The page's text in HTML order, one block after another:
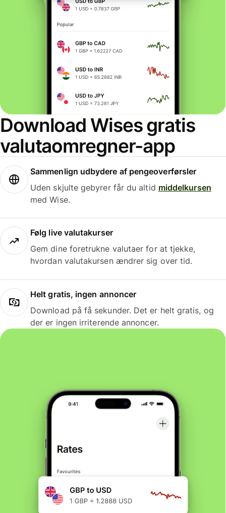
Download Wises gratis
valutaomregner-app
Sammenlign udbydere af pengeoverførsler
Uden skjulte gebyrer får du altid middelkursen
med Wise.
Følg live valutakurser
Gem dine foretrukne valutaer for at tjekke,
hvordan valutakursen ændrer sig over tid.
Helt gratis, ingen annoncer
Download på få sekunder. Det er helt gratis, og
der er ingen irriterende annoncer.